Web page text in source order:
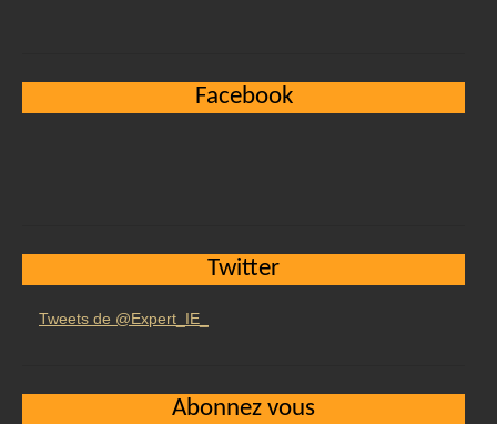
Facebook
Twitter
Tweets de @Expert_IE_
Abonnez vous